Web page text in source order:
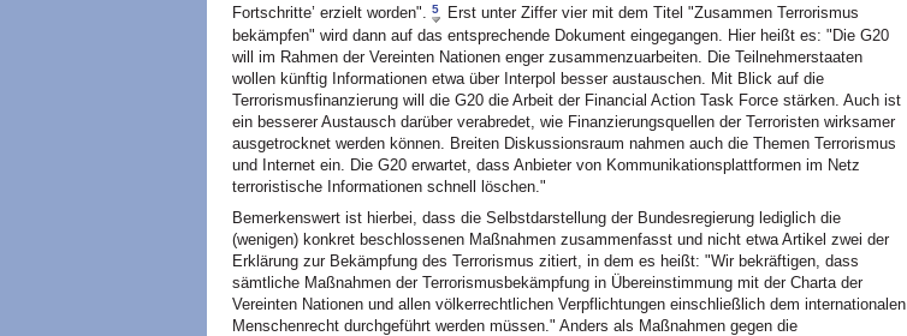
Fortschritte’ erzielt worden". 5
Erst unter Ziffer vier mit dem Titel "Zusammen Terrorismus
bekämpfen" wird dann auf das entsprechende Dokument eingegangen. Hier heißt es: "Die G20
will im Rahmen der Vereinten Nationen enger zusammenzuarbeiten. Die Teilnehmerstaaten
wollen künftig Informationen etwa über Interpol besser austauschen. Mit Blick auf die
Terrorismusfinanzierung will die G20 die Arbeit der Financial Action Task Force stärken. Auch ist
ein besserer Austausch darüber verabredet, wie Finanzierungsquellen der Terroristen wirksamer
ausgetrocknet werden können. Breiten Diskussionsraum nahmen auch die Themen Terrorismus
und Internet ein. Die G20 erwartet, dass Anbieter von Kommunikationsplattformen im Netz
terroristische Informationen schnell löschen."
Bemerkenswert ist hierbei, dass die Selbstdarstellung der Bundesregierung lediglich die
(wenigen) konkret beschlossenen Maßnahmen zusammenfasst und nicht etwa Artikel zwei der
Erklärung zur Bekämpfung des Terrorismus zitiert, in dem es heißt: "Wir bekräftigen, dass
sämtliche Maßnahmen der Terrorismusbekämpfung in Übereinstimmung mit der Charta der
Vereinten Nationen und allen völkerrechtlichen Verpflichtungen einschließlich dem internationalen
Menschenrecht durchgeführt werden müssen." Anders als Maßnahmen gegen die